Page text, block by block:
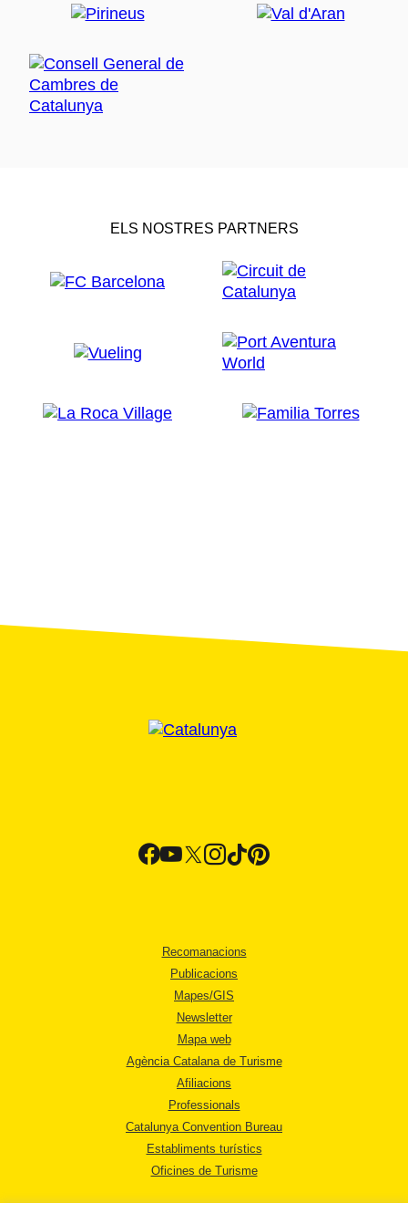
ELS NOSTRES PARTNERS
Recomanacions
Publicacions
Mapes/GIS
Newsletter
Mapa web
Agència Catalana de Turisme
Afiliacions
Professionals
Catalunya Convention Bureau
Establiments turístics
Oficines de Turisme